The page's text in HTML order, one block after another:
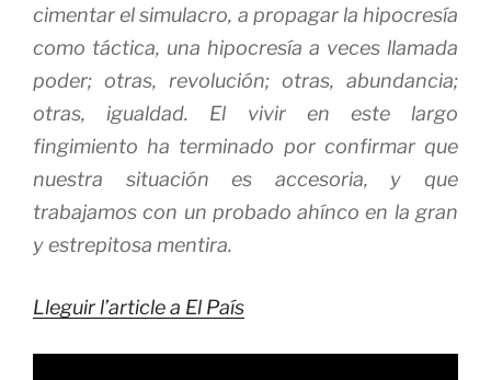
cimentar el simulacro, a propagar la hipocresía
como táctica, una hipocresía a veces llamada
poder; otras, revolución; otras, abundancia;
otras, igualdad. El vivir en este largo
fingimiento ha terminado por confirmar que
nuestra situación es accesoria, y que
trabajamos con un probado ahínco en la gran
y estrepitosa mentira.
Lleguir l’article a El País